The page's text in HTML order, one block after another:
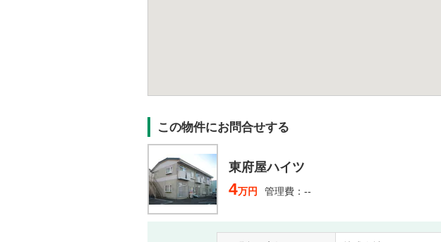
この物件にお問合せする
東府屋ハイツ
4万円 管理費：--